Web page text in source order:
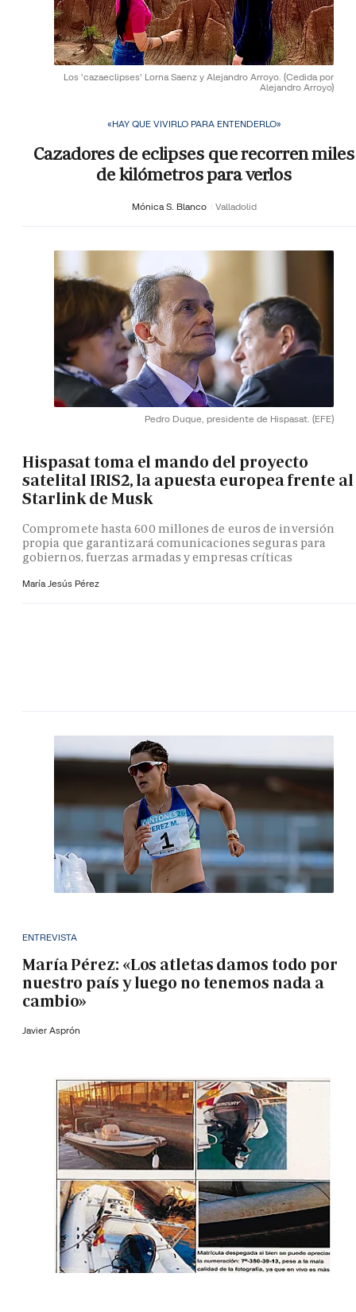
Los 'cazaeclipses' Lorna Saenz y Alejandro Arroyo. (Cedida por
Alejandro Arroyo)
«HAY QUE VIVIRLO PARA ENTENDERLO»
Cazadores de eclipses que recorren miles
de kilómetros para verlos
Mónica S. Blanco Valladolid
Pedro Duque, presidente de Hispasat. (EFE)
Hispasat toma el mando del proyecto
satelital IRIS2, la apuesta europea frente al
Starlink de Musk
Compromete hasta 600 millones de euros de inversión
propia que garantizará comunicaciones seguras para
gobiernos, fuerzas armadas y empresas críticas
María Jesús Pérez
ENTREVISTA
María Pérez: «Los atletas damos todo por
nuestro país y luego no tenemos nada a
cambio»
Javier Asprón